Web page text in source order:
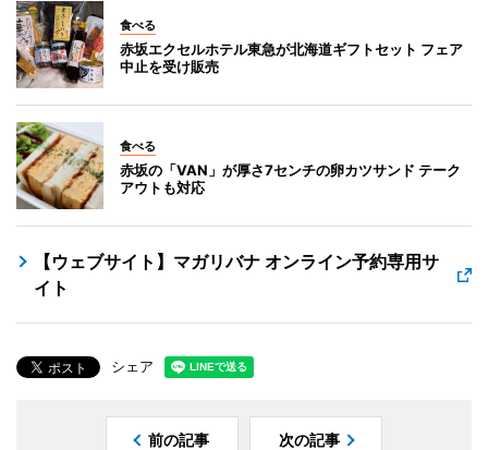
食べる
赤坂エクセルホテル東急が北海道ギフトセット フェア
中止を受け販売
食べる
赤坂の「VAN」が厚さ7センチの卵カツサンド テーク
アウトも対応
【ウェブサイト】マガリバナ オンライン予約専用サ
イト
シェア
前の記事 次の記事